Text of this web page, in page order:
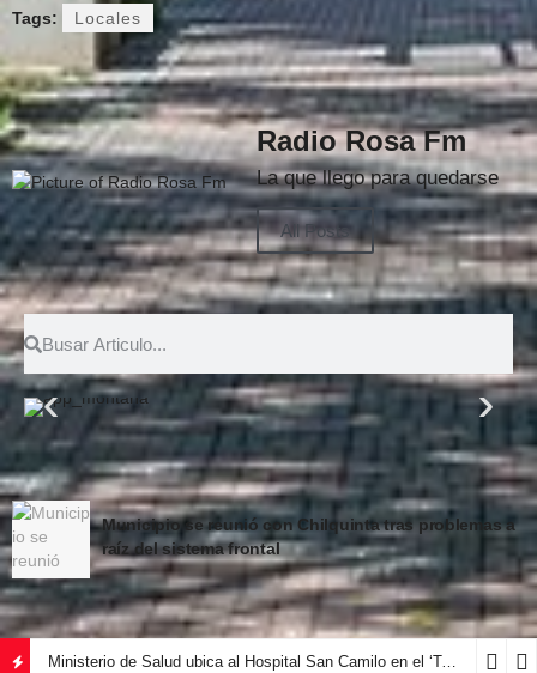
Tags: Locales
Radio Rosa Fm
La que llego para quedarse
All Posts
Sin dar pelea Unión San Felipe se inclinó por la
mínima ante la Universidad de Chile
Ministerio de Salud ubica al Hospital San Camilo en el ‘Top 5’ del país en autogestión